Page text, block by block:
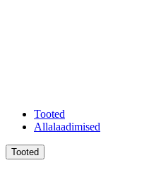
Tooted
Allalaadimised
Tooted